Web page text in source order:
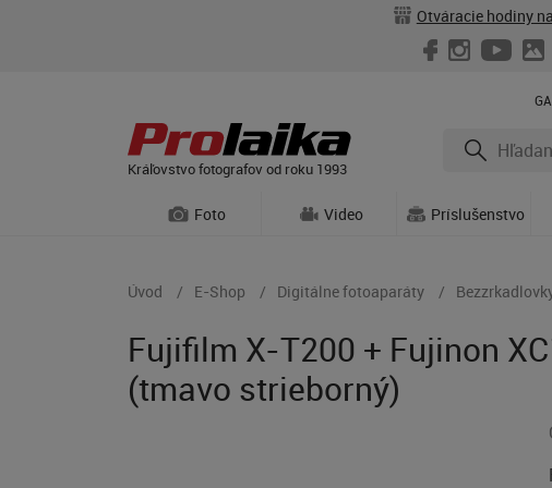
Otváracie hodiny
Kráľovstvo fotografov od roku 1993
Foto Video Príslušenstvo
Úvod E-Shop Digitálne fotoaparáty
Fujifilm X-T200 + Fujinon
(tmavo strieborný)